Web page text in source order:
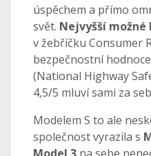
úspěchem a přímo
svět. Nejvyšší možné
v žebříčku Consumer
bezpečnostní
(National Highway
4,5/5 mluví sami za
Modelem S to ale
společnost vyrazila s